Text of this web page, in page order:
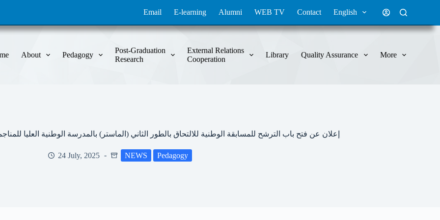
Email E-learning Alumni WEB TV Contact English
About Pedagogy
Post-Graduation
Research
External Relations
Cooperation
Library Quality Assurance More
إعلان عن فتح باب الترشح للمسابقة الوطنية للالتحاق بالطور الثاني (الماستر) بالمدرسة الوطنية العليا للمناجمنت
24 July, 2025 NEWS Pedagogy